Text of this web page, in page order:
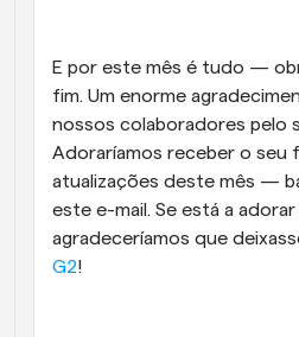
E por este mês é tudo —
fim. Um enorme
nossos colaboradores pelo
Adoraríamos receber o seu
atualizações deste mês —
este e-mail. Se está a adorar
agradeceríamos que
G2!